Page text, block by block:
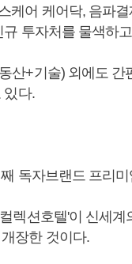
케어 케어닥, 음파
투자처를 물색하
산+기술) 외에도
있다.
독자브랜드 프리
렉션호텔'이 신세
장한 것이다.